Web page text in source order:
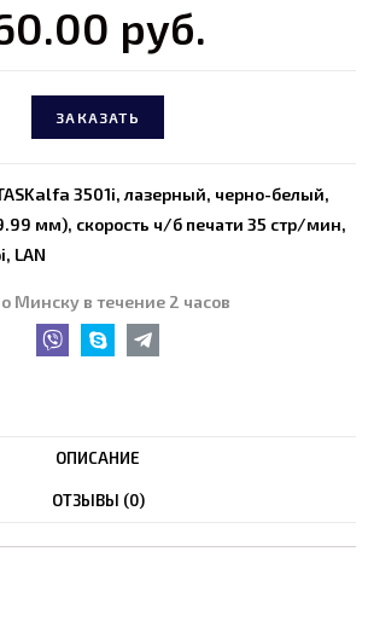
руб.
ЗАКАЗАТЬ
3501i, лазерный, черно-белый,
мм), скорость ч/б печати 35 стр/мин,
LAN
Минску в течение 2 часов
ОПИСАНИЕ
ОТЗЫВЫ (0)